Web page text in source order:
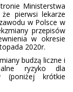
Ministerstwa
pierwsi lekarze
w Polsce w
przepisów
w okresie
2020r.
budzą liczne i
ryzyko dla
(poniżej krótkie